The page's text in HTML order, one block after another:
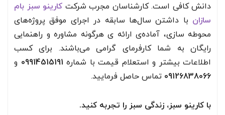
دانش کافی است. کارشناسان مجرب شرکت کارینو سبز بام
سازان با داشتن سال‌ها سابقه در اجرای موفق پروژه‌های
محوطه سازی، آماده‌ی ارائه ی هرگونه مشاوره و راهنمایی
رایگان به شما کارفرمای گرامی می‌باشند. برای کسب
اطلاعات بیشتر و استعلام قیمت با شماره 09914515191 و
09126838066 تماس حاصل فرمایید.
با کارینو سبز، زندگی سبز را تجربه کنید.